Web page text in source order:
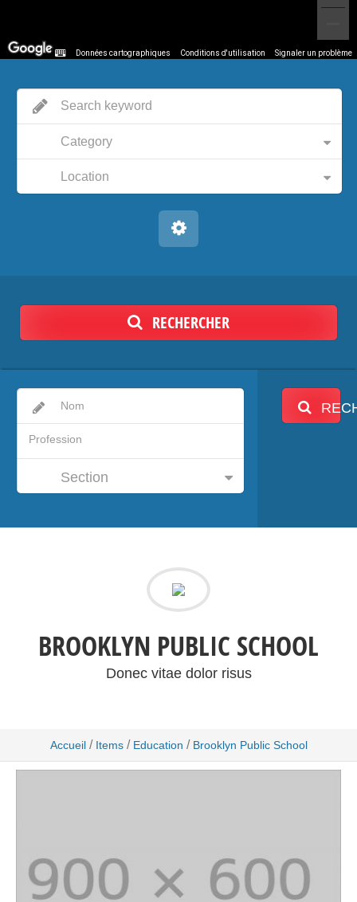
Données cartographiques Conditions d'utilisation Signaler un problème
Category
Location
RECHERCHER
Section
BROOKLYN PUBLIC SCHOOL
Donec vitae dolor risus
Accueil / Items / Education / Brooklyn Public School